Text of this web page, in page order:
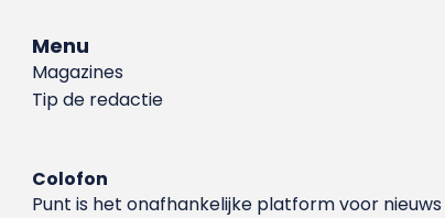
Menu
Magazines
Tip de redactie
Colofon
Punt is het onafhankelijke platform voor